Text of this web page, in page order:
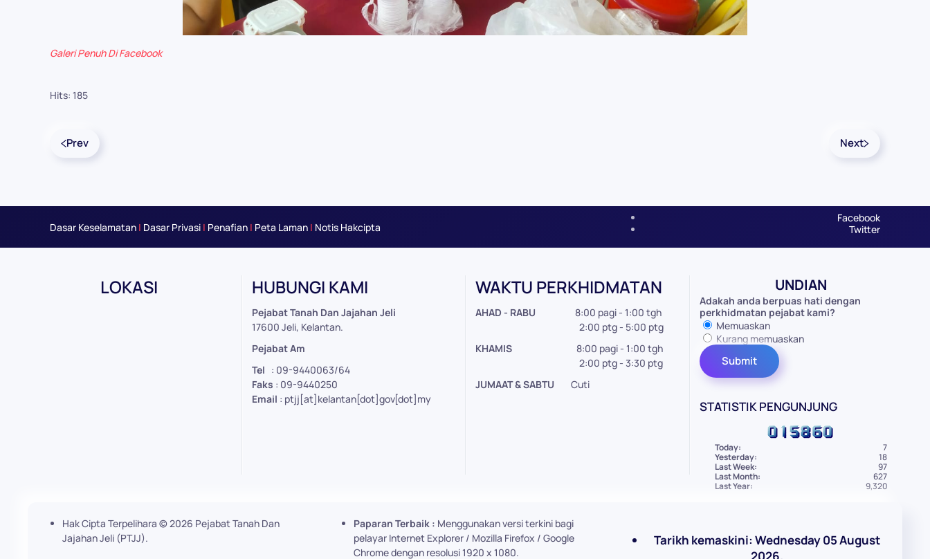
Galeri Penuh Di Facebook
Hits: 185
Prev Next
Dasar Keselamatan | Dasar Privasi | Penafian | Peta Laman | Notis Hakcipta
Facebook
Twitter
LOKASI
Leaflet HUBUNGI KAMI
Pejabat Tanah Dan Jajahan Jeli
17600 Jeli, Kelantan.
Pejabat Am
Tel : 09-9440063/64
Faks : 09-9440250
Email : ptjj[at]kelantan[dot]gov[dot]my
WAKTU PERKHIDMATAN
AHAD - RABU 8:00 pagi - 1:00 tgh
2:00 ptg - 5:00 ptg
KHAMIS 8:00 pagi - 1:00 tgh
2:00 ptg - 3:30 ptg
JUMAAT & SABTU Cuti
UNDIAN
Adakah anda berpuas hati dengan
perkhidmatan pejabat kami?
Memuaskan
Kurang memuaskan
STATISTIK PENGUNJUNG
Today:
7
Yesterday:
18
Last Week:
97
Last Month:
627
Last Year:
9,320
Hak Cipta Terpelihara ©2026 Pejabat Tanah Dan
Jajahan Jeli (PTJJ).
Paparan Terbaik : Menggunakan versi terkini bagi
pelayar Internet Explorer / Mozilla Firefox / Google
Chrome dengan resolusi 1920 x 1080.
Tarikh kemaskini: Wednesday 05 August